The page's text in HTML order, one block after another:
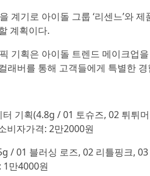
계기로 아이돌 그룹 ‘리센느’와
계획이다.
기획은 아이돌 트렌드 메이크업
래버를 통해 고객들에게 특별한
터 기획(4.8g / 01 토슈즈, 02 튀튀
비자가격: 2만2000원
/ 01 블러싱 로즈, 02 리틀핑크,
1만4000원